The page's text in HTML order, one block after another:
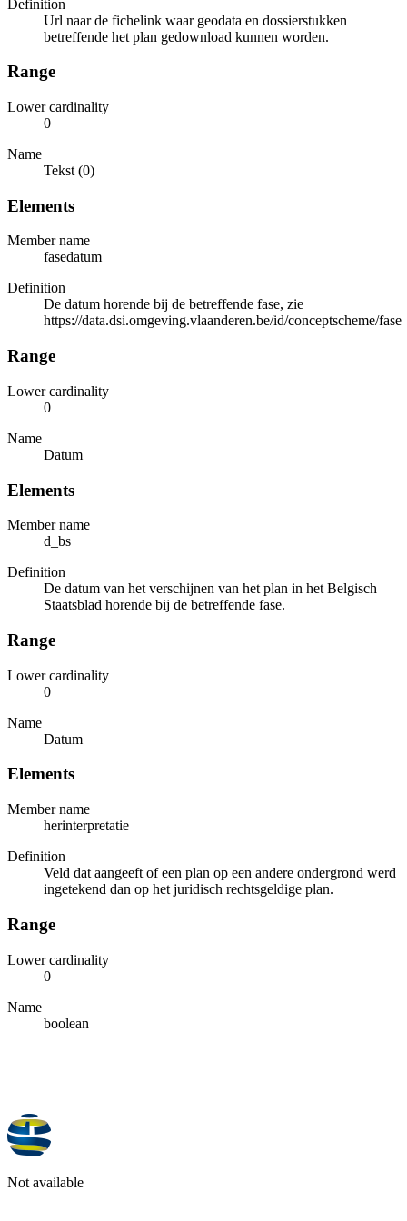
Definition
Url naar de fichelink waar geodata en dossierstukken
betreffende het plan gedownload kunnen worden.
Range
Lower cardinality
0
Name
Tekst (0)
Elements
Member name
fasedatum
Definition
De datum horende bij de betreffende fase, zie
https://data.dsi.omgeving.vlaanderen.be/id/conceptscheme/fase
Range
Lower cardinality
0
Name
Datum
Elements
Member name
d_bs
Definition
De datum van het verschijnen van het plan in het Belgisch
Staatsblad horende bij de betreffende fase.
Range
Lower cardinality
0
Name
Datum
Elements
Member name
herinterpretatie
Definition
Veld dat aangeeft of een plan op een andere ondergrond werd
ingetekend dan op het juridisch rechtsgeldige plan.
Range
Lower cardinality
0
Name
boolean
Not available